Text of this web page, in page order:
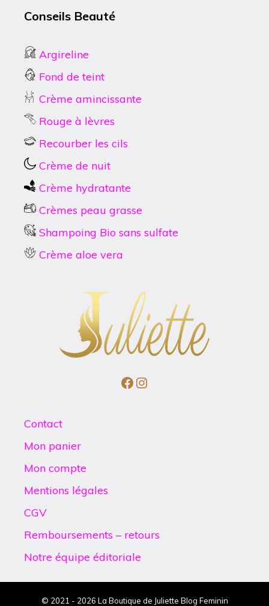
Conseils Beauté
Argireline
Fond de teint
Crème amincissante
Rouge à lèvres
Recourber les cils
Crème de nuit
Crème hydratante
Crèmes peau grasse
Shampoing Bio sans sulfate
Crème aloe vera
Facebook
Instagram
Contact
Mon panier
Mon compte
Mentions légales
CGV
Remboursements – retours
Notre équipe éditoriale
© 2021 - 2026 La Boutique de Juliette Blog Feminin